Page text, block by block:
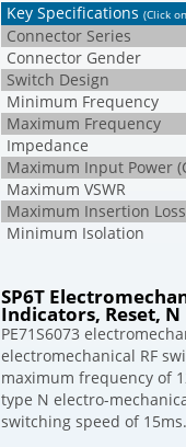
Key Specifications (Click
Connector Series
Connector Gender
Switch Design
Minimum Frequency
Maximum Frequency
Impedance
Maximum Input Power
Maximum VSWR
Maximum Insertion Loss
Minimum Isolation
SP6T
Indicators, Reset, N
PE71S6073
electromechanical RF
maximum frequency of
type N electro-
switching speed of 15ms.